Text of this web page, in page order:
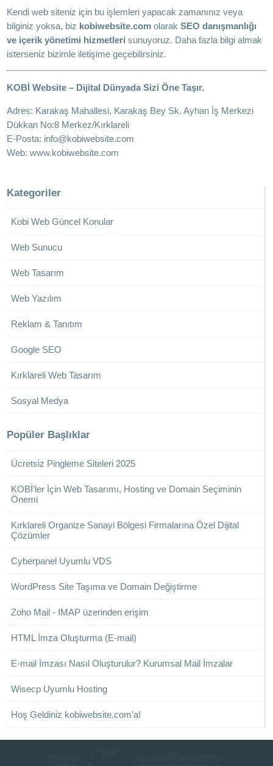
Kendi web siteniz için bu işlemleri yapacak zamanınız veya
bilginiz yoksa, biz kobiwebsite.com olarakSEO danışmanlığı
ve içerik yönetimi hizmetleri sunuyoruz. Daha fazla bilgi almak
isterseniz bizimle iletişime geçebilirsiniz.
KOBİ Website – Dijital Dünyada Sizi Öne Taşır.
Adres: Karakaş Mahallesi, Karakaş Bey Sk. Ayhan İş Merkezi
Dükkan No:8 Merkez/Kırklareli
E-Posta: info@kobiwebsite.com
Web:www.kobiwebsite.com
Kategoriler
Kobi Web Güncel Konular
Web Sunucu
Web Tasarım
Web Yazılım
Reklam & Tanıtım
Google SEO
Kırklareli Web Tasarım
Sosyal Medya
Popüler Başlıklar
Ücretsiz Pingleme Siteleri 2025
KOBİ’ler İçin Web Tasarımı, Hosting ve Domain Seçiminin
Önemi
Kırklareli Organize Sanayi Bölgesi Firmalarına Özel Dijital
Çözümler
Cyberpanel Uyumlu VDS
WordPress Site Taşıma ve Domain Değiştirme
Zoho Mail - IMAP üzerinden erişim
HTML İmza Oluşturma (E-mail)
E-mail İmzası Nasıl Oluşturulur? Kurumsal Mail İmzalar
Wisecp Uyumlu Hosting
Hoş Geldiniz kobiwebsite.com'a!